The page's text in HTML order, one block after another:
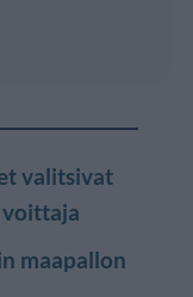
valitsivat
maapallon